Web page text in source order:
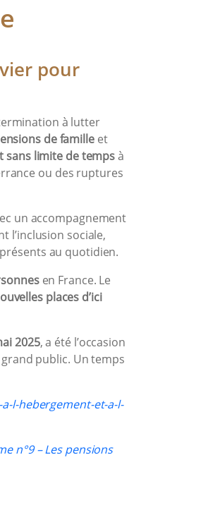
pour
à lutter
de familleet
sans limite de tempsà
ou des ruptures
un accompagnement
l’inclusion sociale,
au quotidien.
en France. Le
places d’ici
2025, a été l’occasion
public. Un temps
l-hebergement-et-a-l-
n°9 – Les pensions